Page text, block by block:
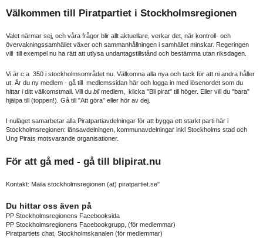
Välkommen till Piratpartiet i Stockholmsregionen
Valet närmar sej, och våra frågor blir allt aktuellare, verkar det, när kontroll- och
övervakningssamhället växer och sammanhållningen i samhället minskar. Regeringen
vill till exempel nu ha rätt att utlysa undantagstillstånd och bestämma utan riksdagen.
Vi är c:a 350 i stockholmsområdet nu. Välkomna alla nya och tack för att ni andra håller
ut. Är du ny medlem - gå till medlemssidan här och logga in med lösenordet som du
hittar i ditt välkomstmail. Vill du blimedlem, klicka "Bli pirat" till höger. Eller vill du "bara"
hjälpa till (toppen!). Gå till "Att göra" eller hör av dej.
I nuläget samarbetar alla Piratpartiavdelningar för att bygga ett starkt parti här i
Stockholmsregionen: länsavdelningen, kommunavdelningar inkl Stockholms stad och
Ung Pirats motsvarande organisationer.
För att gå med - gå till blipirat.nu
Kontakt: Maila stockholmsregionen (at) piratpartiet.se"
Du hittar oss även på
PP Stockholmsregionens Facebooksida
PP Stockholmsregionens Facebookgrupp , (för medlemmar)
Piratpartiets chat, Stockholmskanalen (för medlemmar)